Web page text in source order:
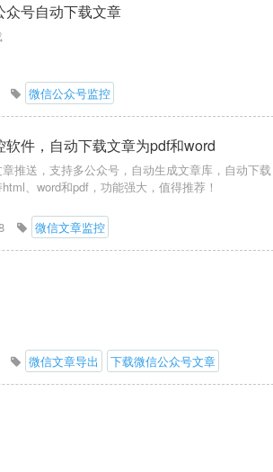
众号自动下载文章
微信公众号监控
软件，自动下载文章为pdf和word
推送，支持多公众号，自动生成文章库，自动下载
、word和pdf，功能强大，值得推荐！
微信文章监控
微信文章导出 下载微信公众号文章